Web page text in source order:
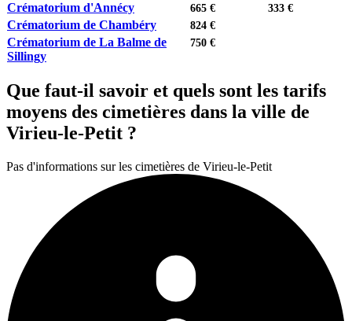
Crématorium d'Annécy
665 € 333 €
Crématorium de Chambéry 824 €
Crématorium de La Balme de
Sillingy
750 €
Que faut-il savoir et quels sont les tarifs
moyens des cimetières dans la ville de
Virieu-le-Petit ?
Pas d'informations sur les cimetières de Virieu-le-Petit